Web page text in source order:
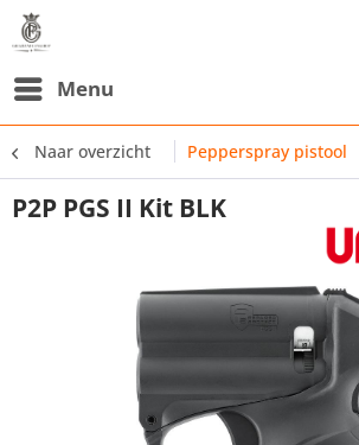
Menu
Naar overzicht Pepperspray pistool
P2P PGS II Kit BLK